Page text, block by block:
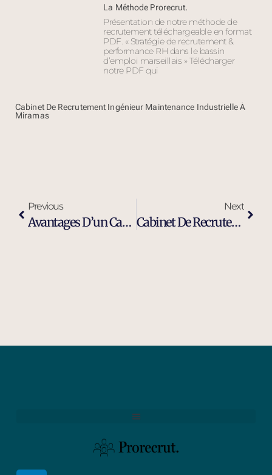
La Méthode Prorecrut.
Présentation de notre méthode de
recrutement téléchargeable en format
PDF. « Stratégie de recrutement &
performance RH dans le bassin
d’emploi marseillais » Télécharger
notre PDF qui
Cabinet De Recrutement Ingénieur Maintenance Industrielle À
Miramas
Previous
Avantages D’un Cabinet De Recrutement Moderne Et Efficace À Arles
Next
Cabinet De Recrutement Et De Sourcing À Arles